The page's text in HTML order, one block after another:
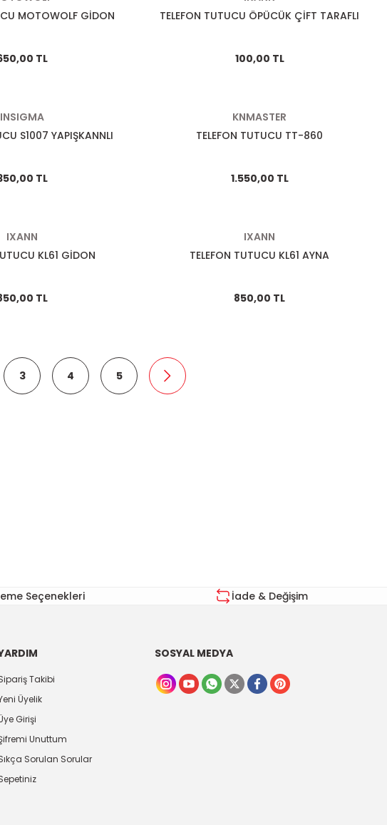
MOTOWOLF GİDON
TL
TELEFON TUTUCU ÖPÜCÜK ÇİFT TARAFLI
100,00 TL
INSIGMA
S1007 YAPIŞKANNLI
TL
KNMASTER
TELEFON TUTUCU TT-860
1.550,00 TL
IXANN
KL61 GİDON
TL
IXANN
TELEFON TUTUCU KL61 AYNA
850,00 TL
3 4 5
Seçenekleri İade & Değişim
Takibi
Üyelik
Girişi
Unuttum
Sorulan Sorular
SOSYAL MEDYA